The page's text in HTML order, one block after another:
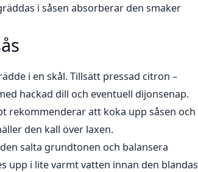
i såsen absorberar den smaker
i en skål. Tillsätt pressad citron –
hackad dill och eventuell dijonsenap.
rekommenderar att koka upp såsen och
den kall över laxen.
salta grundtonen och balansera
upp i lite varmt vatten innan den blandas